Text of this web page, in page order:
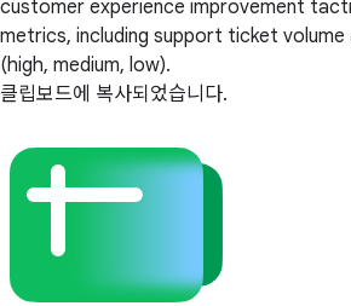
customer experience improvement
metrics, including support ticket volume
(high, medium, low).
클립보드에 복사되었습니다.